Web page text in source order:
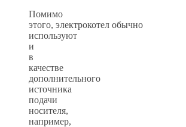
Помимо
этого, электрокотел обычно
используют
и
в
качестве
дополнительного
источника
подачи
носителя,
например,